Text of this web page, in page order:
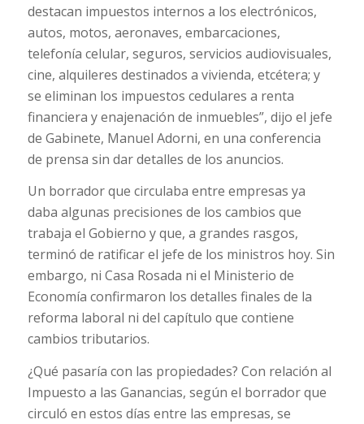
destacan impuestos internos a los electrónicos,
autos, motos, aeronaves, embarcaciones,
telefonía celular, seguros, servicios audiovisuales,
cine, alquileres destinados a vivienda, etcétera; y
se eliminan los impuestos cedulares a renta
financiera y enajenación de inmuebles”, dijo el jefe
de Gabinete, Manuel Adorni, en una conferencia
de prensa sin dar detalles de los anuncios.
Un borrador que circulaba entre empresas ya
daba algunas precisiones de los cambios que
trabaja el Gobierno y que, a grandes rasgos,
terminó de ratificar el jefe de los ministros hoy. Sin
embargo, ni Casa Rosada ni el Ministerio de
Economía confirmaron los detalles finales de la
reforma laboral ni del capítulo que contiene
cambios tributarios.
¿Qué pasaría con las propiedades? Con relación al
Impuesto a las Ganancias, según el borrador que
circuló en estos días entre las empresas, se